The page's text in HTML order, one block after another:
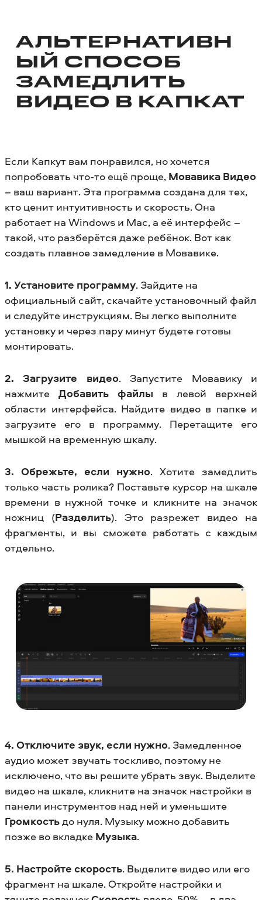
АЛЬТЕРНАТИВН
ЫЙ СПОСОБ
ЗАМЕДЛИТЬ
ВИДЕО В КАПКАТ
Если Капкут вам понравился, но хочется
попробовать что-то ещё проще, Мовавика Видео
– ваш вариант. Эта программа создана для тех,
кто ценит интуитивность и скорость. Она
работает на Windows и Mac, а её интерфейс –
такой, что разберётся даже ребёнок. Вот как
создать плавное замедление в Мовавике.
1. Установите программу. Зайдите на
официальный сайт, скачайте установочный файл
и следуйте инструкциям. Вы легко выполните
установку и через пару минут будете готовы
монтировать.
2. Загрузите видео. Запустите Мовавику и
нажмите Добавить файлы в левой верхней
области интерфейса. Найдите видео в папке и
загрузите его в программу. Перетащите его
мышкой на временную шкалу.
3. Обрежьте, если нужно. Хотите замедлить
только часть ролика? Поставьте курсор на шкале
времени в нужной точке и кликните на значок
ножниц (Разделить). Это разрежет видео на
фрагменты, и вы сможете работать с каждым
отдельно.
4. Отключите звук, если нужно. Замедленное
аудио может звучать тоскливо, поэтому не
исключено, что вы решите убрать звук. Выделите
видео на шкале, кликните на значок настройки в
панели инструментов над ней и уменьшите
Громкостьдо нуля. Музыку можно добавить
позже во вкладке Музыка.
5. Настройте скорость. Выделите видео или его
фрагмент на шкале. Откройте настройки и